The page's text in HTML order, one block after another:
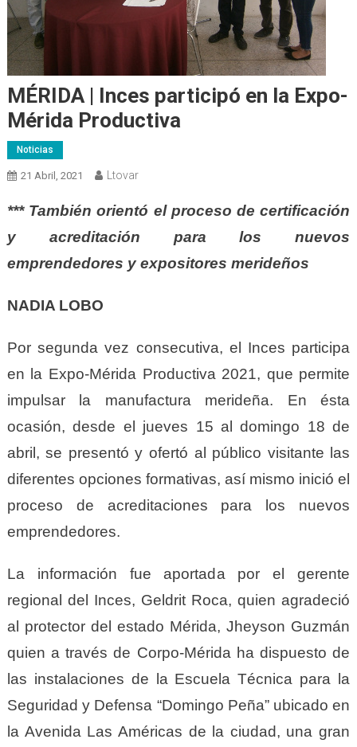
MÉRIDA | Inces participó en la Expo-
Mérida Productiva
Noticias
21 Abril, 2021 Ltovar
*** También orientó el proceso de certificación
y acreditación para los nuevos
emprendedores y expositores merideños
NADIA LOBO
Por segunda vez consecutiva, el Inces participa
en la Expo-Mérida Productiva 2021, que permite
impulsar la manufactura merideña. En ésta
ocasión, desde el jueves 15 al domingo 18 de
abril, se presentó y ofertó al público visitante las
diferentes opciones formativas, así mismo inició el
proceso de acreditaciones para los nuevos
emprendedores.
La información fue aportada por el gerente
regional del Inces, Geldrit Roca, quien agradeció
al protector del estado Mérida, Jheyson Guzmán
quien a través de Corpo-Mérida ha dispuesto de
las instalaciones de la Escuela Técnica para la
Seguridad y Defensa “Domingo Peña” ubicado en
la Avenida Las Américas de la ciudad, una gran